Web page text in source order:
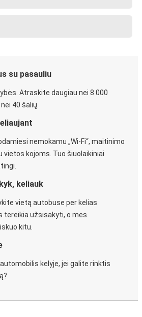
su pasauliu
Atraskite daugiau nei 8 000
40 šalių.
nemokamu „Wi-Fi“, maitinimo
vietos kojoms. Tuo šiuolaikiniai
keliauk
vietą autobuse per kelias
tereikia užsisakyti, o mes
kitu.
kelyje, jei galite rinktis